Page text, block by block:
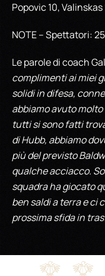
Popovic 10, Valinskas
NOTE – Spettatori:
Le parole di coach
complimenti ai miei
solidi in difesa,
abbiamo avuto
tutti si sono fatti
di Hubb, abbiamo
più del previsto
qualche acciacco.
squadra ha giocato
ben saldi a terra e ci
prossima sfida in